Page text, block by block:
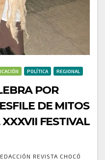
POLÍTICA REGIONAL
POR
DE MITOS
FESTIVAL
REVISTA CHOCÓ